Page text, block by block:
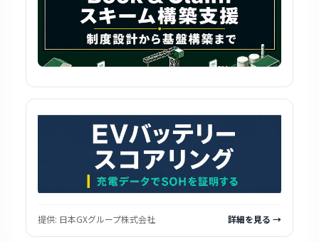
提供: 日本GXグループ株式会社 詳細を見る →